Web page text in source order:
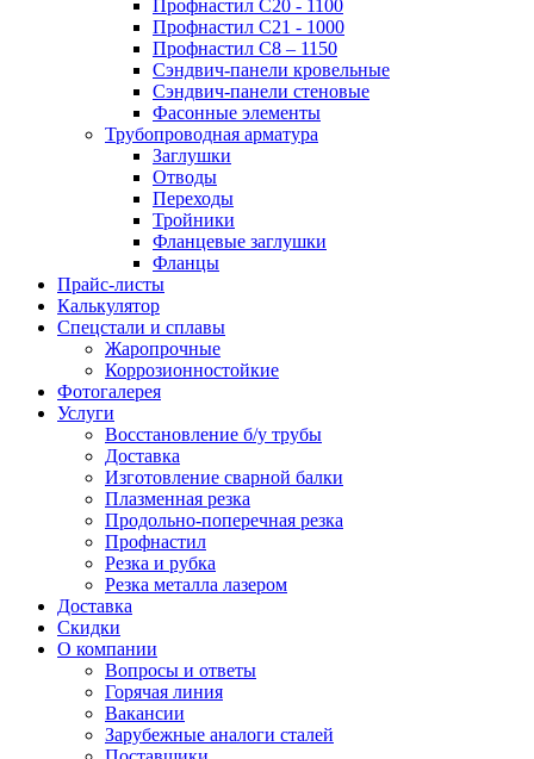
Профнастил С20 - 1100
Профнастил С21 - 1000
Профнастил С8 – 1150
Сэндвич-панели кровельные
Сэндвич-панели стеновые
Фасонные элементы
Трубопроводная арматура
Заглушки
Отводы
Переходы
Тройники
Фланцевые заглушки
Фланцы
Прайс-листы
Калькулятор
Спецстали и сплавы
Жаропрочные
Коррозионностойкие
Фотогалерея
Услуги
Восстановление б/у трубы
Доставка
Изготовление сварной балки
Плазменная резка
Продольно-поперечная резка
Профнастил
Резка и рубка
Резка металла лазером
Доставка
Скидки
О компании
Вопросы и ответы
Горячая линия
Вакансии
Зарубежные аналоги сталей